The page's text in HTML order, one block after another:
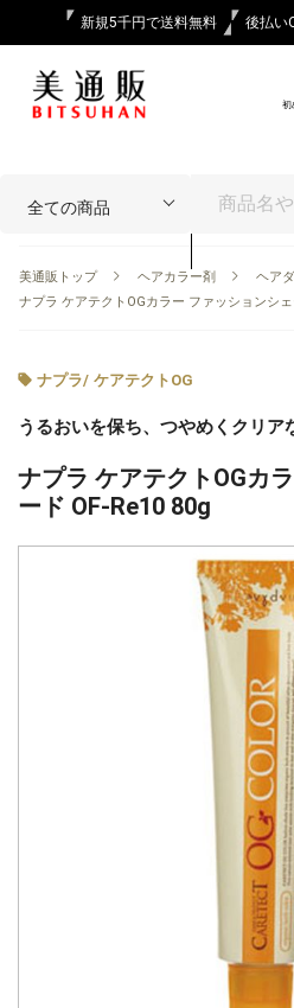
新規5千円で送料無料 後払い
初
美通販トップ ヘアカラー剤
ヘア
ナプラ ケアテクトOGカラー ファッションシ
ナプラ/ ケアテクトOG
うるおいを保ち、つやめくクリア
ナプラ ケアテクトOGカ
ード OF-Re10 80g